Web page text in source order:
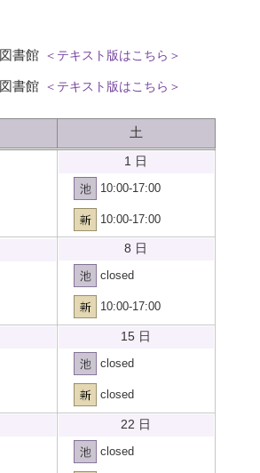
書館 ＜テキスト版はこちら＞
書館 ＜テキスト版はこちら＞
土
1 日
10:00-17:00
10:00-17:00
8 日
closed
10:00-17:00
15 日
closed
closed
22 日
closed